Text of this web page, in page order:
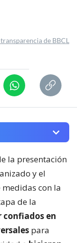
de BBCL
la presentación
y el
con la
de la
confiados en
para